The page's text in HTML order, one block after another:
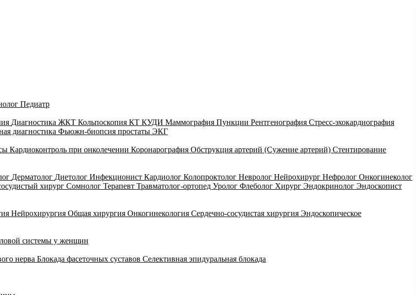
Педиатр
Диагностика ЖКТ Кольпоскопия КТ КУДИ Маммография Пункции Рентгенография Стресс-эхокардиография
диагностика Фьюжн-биопсия простаты ЭКГ
Кардиоконтроль при онколечении Коронарография Обструкция артерий (Сужение артерий) Стентирование
Дерматолог Диетолог Инфекционист Кардиолог Колопроктолог Невролог Нейрохирург Нефролог Онкогинеколог
хирург Сомнолог Терапевт Травматолог-ортопед Уролог Флеболог Хирург Эндокринолог Эндоскопист
Нейрохирургия Общая хирургия Онкогинекология Сердечно-сосудистая хирургия Эндоскопическое
системы у женщин
нерва Блокада фасеточных суставов Селективная эпидуральная блокада